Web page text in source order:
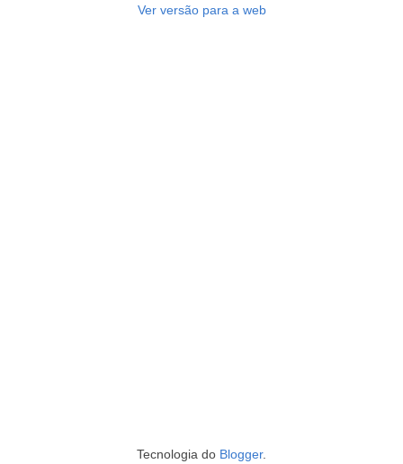
Ver versão para a web
Tecnologia do Blogger.